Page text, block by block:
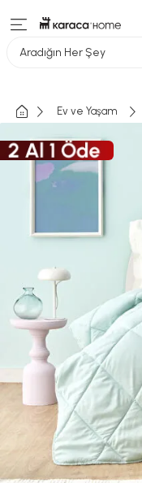
Aradığın Her Şey
Ev ve Yaşam